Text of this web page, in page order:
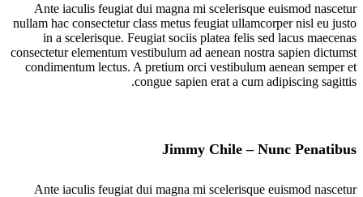
Ante iaculis feugiat dui magna mi scelerisque euismod nascetur
nullam hac consectetur class metus feugiat ullamcorper nisl eu justo
in a scelerisque. Feugiat sociis platea felis sed lacus maecenas
consectetur elementum vestibulum ad aenean nostra sapien dictumst
condimentum lectus. A pretium orci vestibulum aenean semper et
congue sapien erat a cum adipiscing sagittis.
Jimmy Chile – Nunc Penatibus
Ante iaculis feugiat dui magna mi scelerisque euismod nascetur